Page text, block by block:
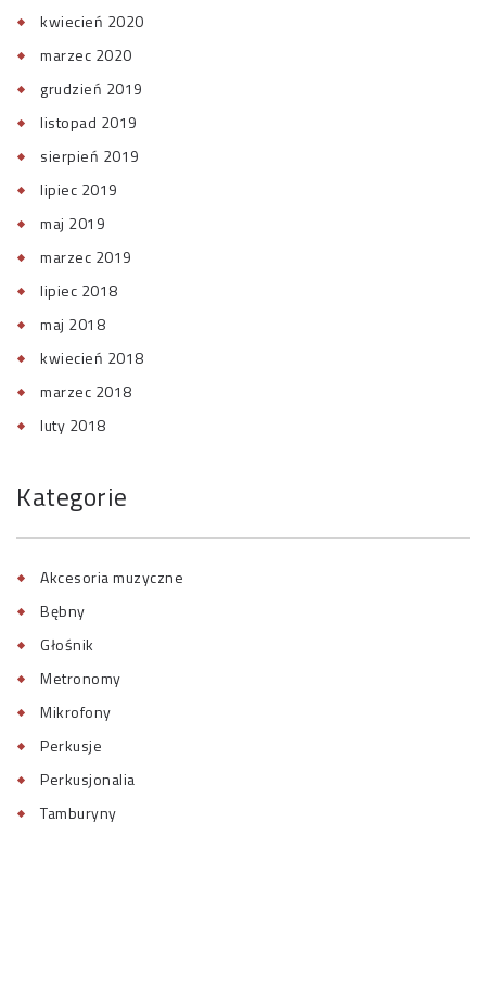
kwiecień 2020
marzec 2020
grudzień 2019
listopad 2019
sierpień 2019
lipiec 2019
maj 2019
marzec 2019
lipiec 2018
maj 2018
kwiecień 2018
marzec 2018
luty 2018
Kategorie
Akcesoria muzyczne
Bębny
Głośnik
Metronomy
Mikrofony
Perkusje
Perkusjonalia
Tamburyny